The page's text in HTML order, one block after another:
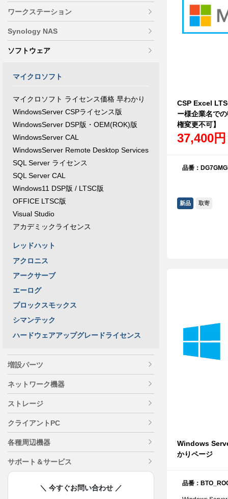
CSP Excel
ー様企業名で
権変更不可】
37,400円
品番：
新品 取寄
Windows
かりページ
品番：
ワークステーション
Synology NAS
ソフトウェア
マイクロソフト
マイクロソフト ライセンス価格 早わかり
WindowsServer CSPライセンス版
WindowsServer DSP版・OEM(ROK)版
WindowsServer CAL
WindowsServer Remote Desktop Services
SQL Server ライセンス
SQL Server CAL
Windows11 DSP版 / LTSC版
OFFICE LTSC版
Visual Studio
アカデミックライセンス
レッドハット
アクロニス
アークサーブ
エーログ
プロックスモックス
シマンテック
ハードウェアアップグレードライセンス
増設パーツ
ネットワーク機器
ストレージ
クライアントPC
各種周辺機器
サポート＆サービス
＼ 今すぐお問い合わせ ／